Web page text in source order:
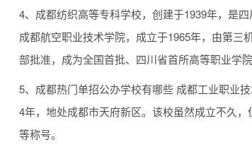
4、成都纺织高等专科学校，创建于1939年，是
成都航空职业技术学院，成立于1965年，由第三
部批准，成为全国首批、四川省首所高等职业学院
5、成都热门单招公办学校有哪些 成都工业职业
4年，地处成都市天府新区。该校虽然成立不久
等称号。